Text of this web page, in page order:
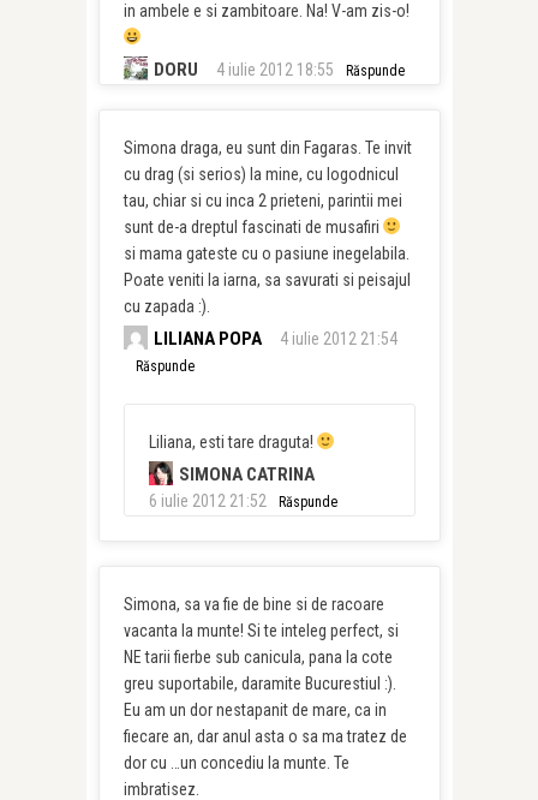
in ambele e si zambitoare. Na! V-am zis-o!
DORU 4 iulie 2012 18:55 Răspunde
Simona draga, eu sunt din Fagaras. Te invit
cu drag (si serios) la mine, cu logodnicul
tau, chiar si cu inca 2 prieteni, parintii mei
sunt de-a dreptul fascinati de musafiri
si mama gateste cu o pasiune inegelabila.
Poate veniti la iarna, sa savurati si peisajul
cu zapada :).
LILIANA POPA 4 iulie 2012 21:54
Răspunde
Liliana, esti tare draguta!
SIMONA CATRINA
6 iulie 2012 21:52 Răspunde
Simona, sa va fie de bine si de racoare
vacanta la munte! Si te inteleg perfect, si
NE tarii fierbe sub canicula, pana la cote
greu suportabile, daramite Bucurestiul :).
Eu am un dor nestapanit de mare, ca in
fiecare an, dar anul asta o sa ma tratez de
dor cu …un concediu la munte. Te
imbratisez.